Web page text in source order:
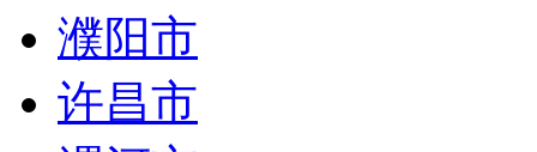
濮阳市
许昌市